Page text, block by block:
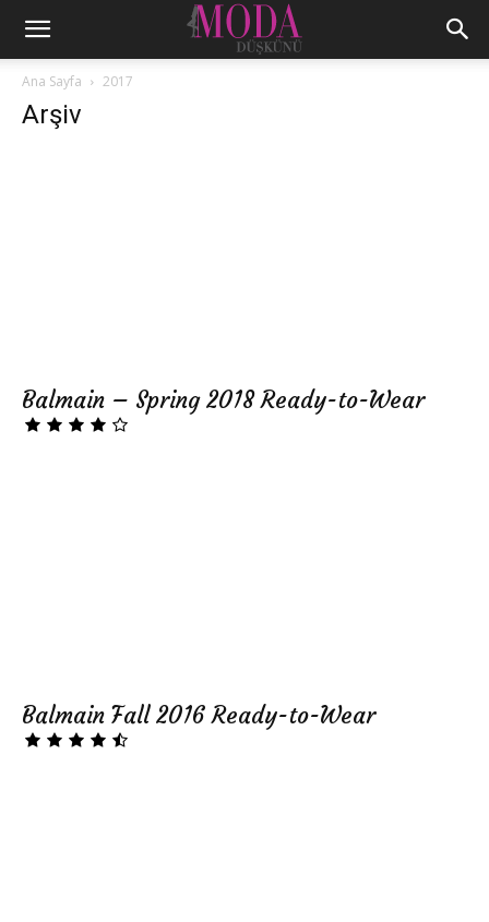
Ana Sayfa 2017
Arşiv
Balmain – Spring 2018 Ready-to-Wear
Balmain Fall 2016 Ready-to-Wear